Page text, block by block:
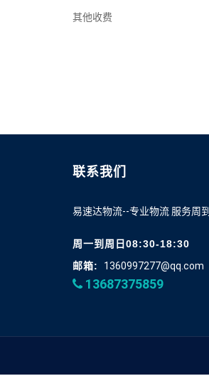
其他收费
联系我们
易速达物流--专业物流 服务周到
周一到周日08:30-18:30
邮箱:
1360997277@qq.com
13687375859